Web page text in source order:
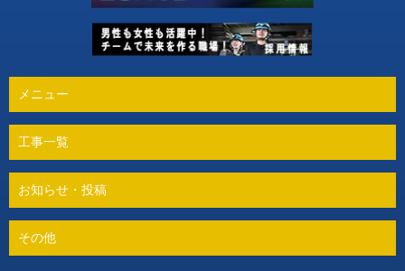
メニュー
工事一覧
お知らせ・投稿
その他